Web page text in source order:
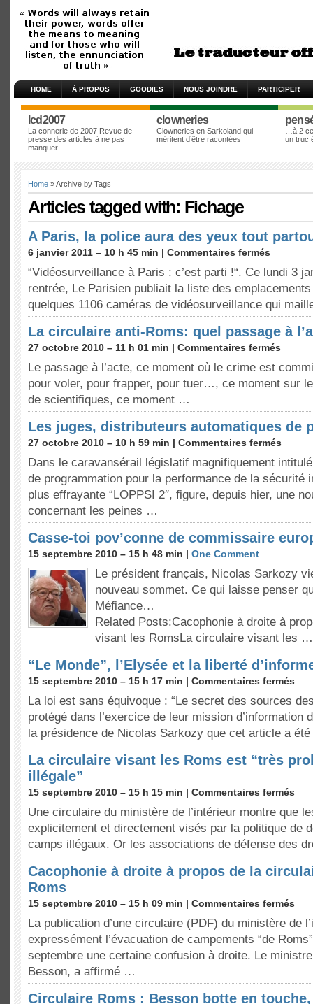
HOME À PROPOS GOODIES NOUS JOINDRE PARTICIPER
lcd2007
La connerie de 2007 Revue de
presse des articles à ne pas
manquer
clowneries
Clowneries en Sarkoland qui
méritent d’être racontées
…à 2
un truc
Home » Archive by Tags
Articles tagged with: Fichage
A Paris, la police aura des yeux tout
6 janvier 2011 – 10 h 45 min | Commentaires fermés
“Vidéosurveillance à Paris : c’est parti !“. Ce lundi 3
rentrée, Le Parisien publiait la liste des
quelques 1106 caméras de vidéosurveillance qui
La circulaire anti-Roms: quel passage à
27 octobre 2010 – 11 h 01 min | Commentaires fermés
Le passage à l’acte, ce moment où le crime est
pour voler, pour frapper, pour tuer…, ce moment sur
de scientifiques, ce moment …
Les juges, distributeurs automatiques de
27 octobre 2010 – 10 h 59 min | Commentaires fermés
Dans le caravansérail législatif magnifiquement intitulé
de programmation pour la performance de la sécurité
plus effrayante “LOPPSI 2″, figure, depuis hier, une
concernant les peines …
Casse-toi pov’conne de commissaire
15 septembre 2010 – 15 h 48 min | One Comment
Le président français, Nicolas Sarkozy
nouveau sommet. Ce qui laisse penser
Méfiance…
Related Posts:Cacophonie à droite à
visant les RomsLa circulaire visant les …
“Le Monde”, l’Elysée et la liberté
15 septembre 2010 – 15 h 17 min | Commentaires fermés
La loi est sans équivoque : “Le secret des sources
protégé dans l’exercice de leur mission d’information
la présidence de Nicolas Sarkozy que cet article a
La circulaire visant les Roms est “très
illégale”
15 septembre 2010 – 15 h 15 min | Commentaires fermés
Une circulaire du ministère de l’intérieur montre que
explicitement et directement visés par la politique de
camps illégaux. Or les associations de défense des
Cacophonie à droite à propos de la
Roms
15 septembre 2010 – 15 h 09 min | Commentaires fermés
La publication d’une circulaire (PDF) du ministère de
expressément l’évacuation de campements “de
septembre une certaine confusion à droite. Le
Besson, a affirmé …
Circulaire Roms : Besson botte en